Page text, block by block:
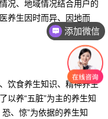
况、地域情况结合用户的
养生因时而异、因地而
饮食养生知识、精神养生
以养“五脏”为主的养生知
、惊”为依据的养生知
添加微信